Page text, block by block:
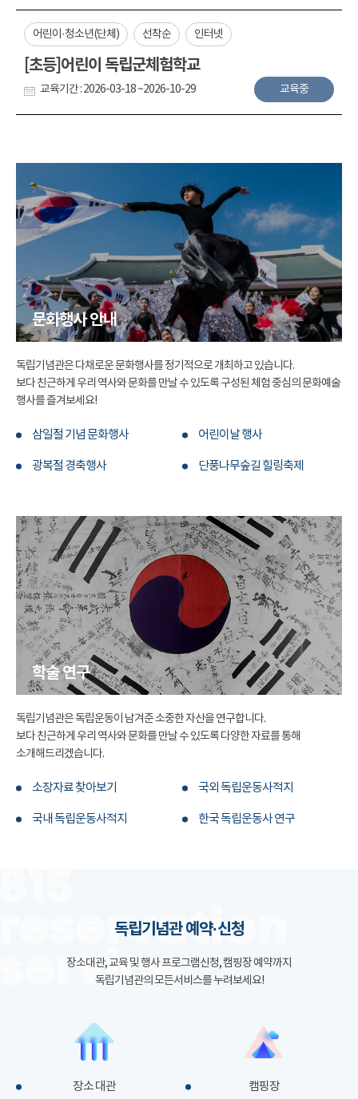
어린이·청소년(단체) 선착순 인터넷
[초등]어린이 독립군체험학교
교육기간 : 2026-03-18 ~2026-10-29 교육중
문화행사 안내
독립기념관은 다채로운 문화행사를 정기적으로 개최하고 있습니다.
보다 친근하게 우리 역사와 문화를 만날 수 있도록 구성된 체험 중심의 문화예술
행사를 즐겨보세요!
삼일절 기념 문화행사 어린이날 행사
광복절 경축행사 단풍나무숲길 힐링축제
학술 연구
독립기념관은 독립운동이 남겨준 소중한 자산을 연구합니다.
보다 친근하게 우리 역사와 문화를 만날 수 있도록 다양한 자료를 통해
소개해드리겠습니다.
소장자료 찾아보기 국외 독립운동사적지
국내 독립운동사적지 한국 독립운동사 연구
독립기념관 예약·신청
장소대관, 교육 및 행사 프로그램신청, 캠핑장 예약까지
독립기념관의 모든서비스를 누려보세요!
장소 대관 캠핑장